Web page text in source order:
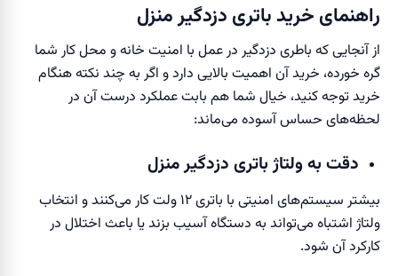
راهنمای خرید باتری دزدگیر منزل
از آنجایی که باطری دزدگیر در عمل با امنیت خانه و محل کار شما
گره خورده، خرید آن اهمیت بالایی دارد و اگر به چند نکته هنگام
خرید توجه کنید، خیال شما هم بابت عملکرد درست آن در
لحظه‌های حساس آسوده می‌ماند:
دقت به ولتاژ باتری دزدگیر منزل
بیشتر سیستم‌های امنیتی با باتری ۱۲ ولت کار می‌کنند و انتخاب
ولتاژ اشتباه می‌تواند به دستگاه آسیب بزند یا باعث اختلال در
کارکرد آن شود.